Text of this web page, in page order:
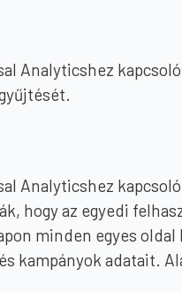
Analyticshez
Analyticshez
hogy az egyedi
minden egyes
kampányok adatait.